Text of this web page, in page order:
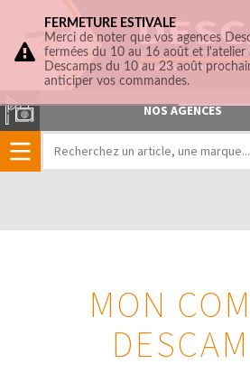
NOS AGENCES
MON
FERMETURE ESTIVALE
Merci de noter que vos agences
fermées du 10 au 16 août et
Descamps du 10 au 23 août
anticiper vos commandes.